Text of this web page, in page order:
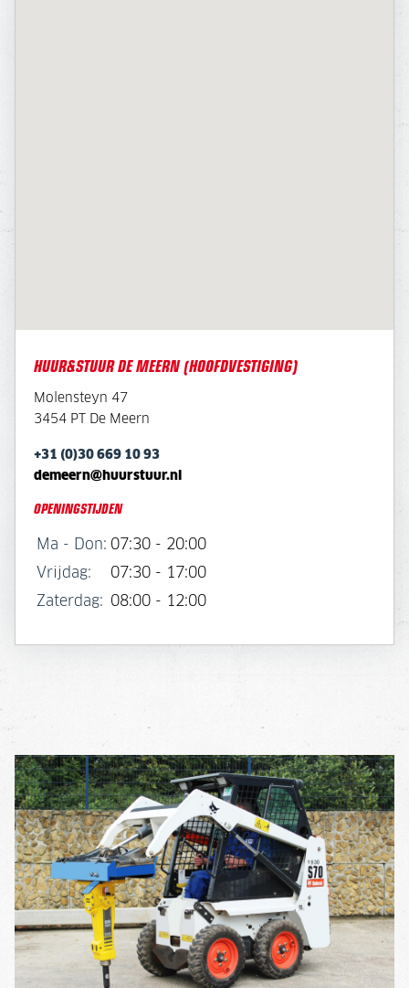
HUUR&STUUR DE MEERN (HOOFDVESTIGING)
Molensteyn 47
3454 PT De Meern
+31 (0)30 669 10 93
demeern@huurstuur.nl
OPENINGSTIJDEN
Ma - Don: 07:30 - 20:00
Vrijdag:
07:30 - 17:00
Zaterdag:
08:00 - 12:00